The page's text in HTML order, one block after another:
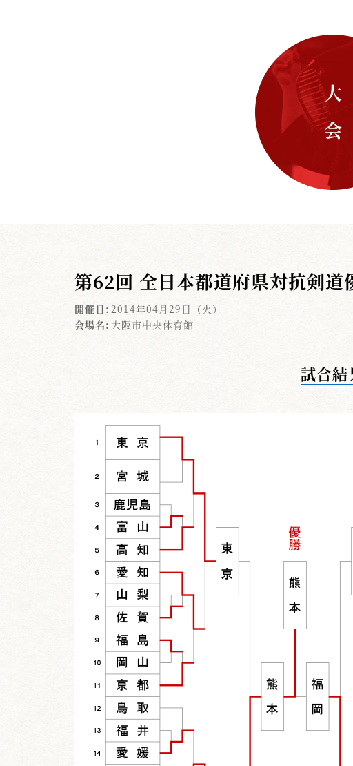
大 会
第62回 全日本都道府県対抗剣道
開催日: 2014年04月29日（火）
会場名: 大阪市中央体育館
試合結